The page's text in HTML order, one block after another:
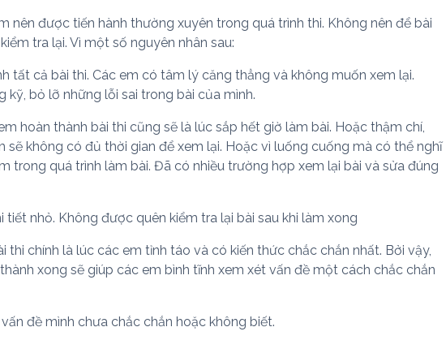
nên được tiến hành thường xuyên trong quá trình thi. Không nên để bài
tra lại. Vì một số nguyên nhân sau:
tất cả bài thi. Các em có tâm lý căng thẳng và không muốn xem lại.
kỹ, bỏ lỡ những lỗi sai trong bài của mình.
hoàn thành bài thi cũng sẽ là lúc sắp hết giờ làm bài. Hoặc thậm chí,
sẽ không có đủ thời gian để xem lại. Hoặc vì luống cuống mà có thể nghĩ
trong quá trình làm bài. Đã có nhiều trường hợp xem lại bài và sửa đúng
tiết nhỏ. Không được quên kiểm tra lại bài sau khi làm xong
thi chính là lúc các em tỉnh táo và có kiến thức chắc chắn nhất. Bởi vậy,
xong sẽ giúp các em bình tĩnh xem xét vấn đề một cách chắc chắn
đề mình chưa chắc chắn hoặc không biết.